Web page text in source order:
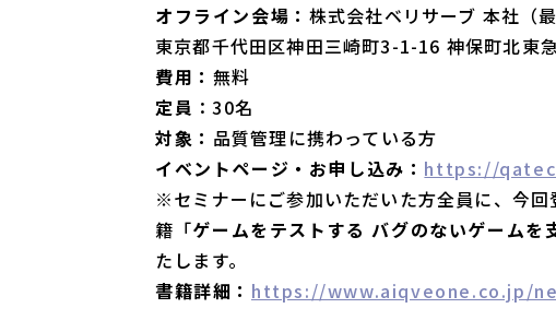
オフライン会場： 株式会社ベリサーブ 本社（
東京都千代田区神田三崎町3-1-16 神保町北東
費用： 無料
定員 ：30名
対象： 品質管理に携わっている方
イベントページ・お申し込み： https://
※セミナーにご参加いただいた方全員に、今
籍「ゲームをテストする バグのないゲームを
たします。
書籍詳細： https://www.aiqveone.co.jp/